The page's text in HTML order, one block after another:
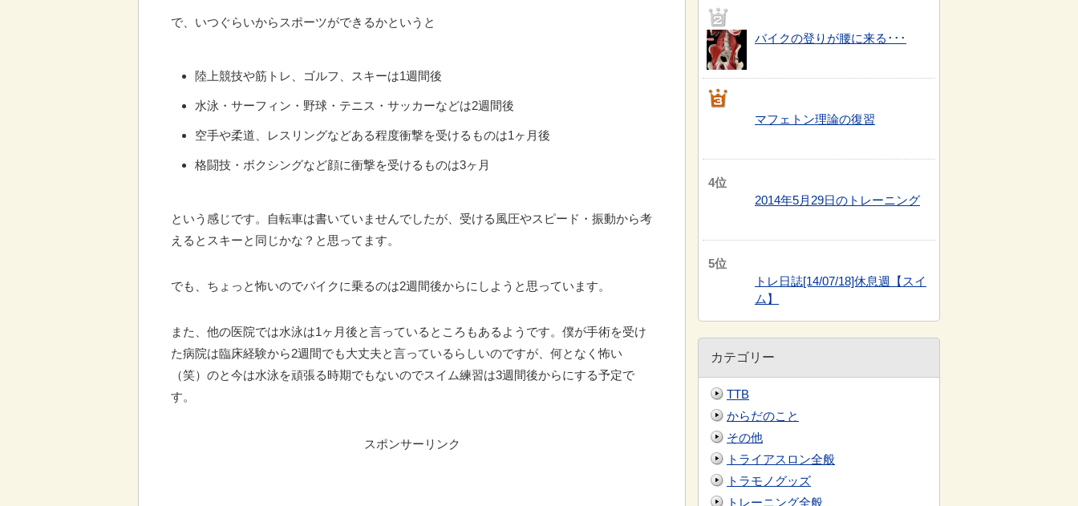
で、いつぐらいからスポーツができるかというと
陸上競技や筋トレ、ゴルフ、スキーは1週間後
水泳・サーフィン・野球・テニス・サッカーなどは2週間後
空手や柔道、レスリングなどある程度衝撃を受けるものは1ヶ月後
格闘技・ボクシングなど顔に衝撃を受けるものは3ヶ月
という感じです。自転車は書いていませんでしたが、受ける風圧やスピード・振動から考
えるとスキーと同じかな？と思ってます。
でも、ちょっと怖いのでバイクに乗るのは2週間後からにしようと思っています。
また、他の医院では水泳は1ヶ月後と言っているところもあるようです。僕が手術を受け
た病院は臨床経験から2週間でも大丈夫と言っているらしいのですが、何となく怖い
（笑）のと今は水泳を頑張る時期でもないのでスイム練習は3週間後からにする予定で
す。
スポンサーリンク
バイクの登りが腰に来る･･･
マフェトン理論の復習
2014年5月29日のトレーニング
トレ日誌[14/07/18]休息週【スイ
ム】
カテゴリー
TTB
からだのこと
その他
トライアスロン全般
トラモノグッズ
トレーニング全般